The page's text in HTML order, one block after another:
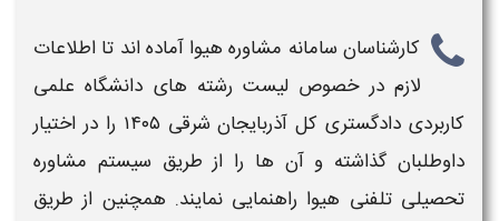
کارشناسان سامانه مشاوره هیوا آماده اند تا اطلاعات
لازم در خصوص لیست رشته های دانشگاه علمی
کاربردی دادگستری کل آذربایجان شرقی​ ۱۴۰۵​
را در اختیار
داوطلبان گذاشته و آن ها را از طریق سیستم مشاوره
تحصیلی تلفنی هیوا راهنمایی نمایند. همچنین از طریق